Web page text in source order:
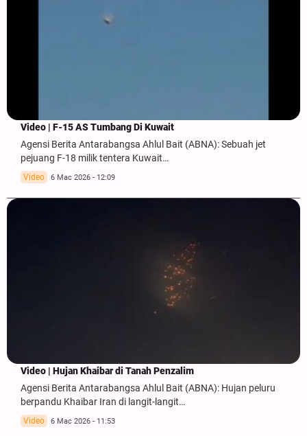
Video | F-15 AS Tumbang Di Kuwait
Agensi Berita Antarabangsa Ahlul Bait (ABNA): Sebuah jet
pejuang F-18 milik tentera Kuwait…
Video 6 Mac 2026 - 12:09
Video | Hujan Khaibar di Tanah Penzalim
Agensi Berita Antarabangsa Ahlul Bait (ABNA): Hujan peluru
berpandu Khaibar Iran di langit-langit…
Video 6 Mac 2026 - 11:53